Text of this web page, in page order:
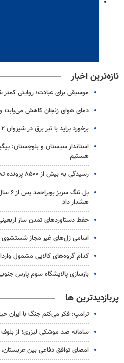
تازه‌ترین اخبار
موسیقی برای عبادت؛ روایتی
دمای هوای زنجان کاهش می‌یابد؛
برخورد پراید با تیر برق در شیروان ۲ کشته و ۲ مصدوم داشت
استاندار سیستان و بلوچستان:
هستیم
رسیدگی به بیش از ۸۵۰۰ پرونده تخلفاتی در آذربایجان غربی
پل
هشدار داد
حفظ دستاوردهای تمدن ساز
اسامی ژل‌های غیر مجاز
کدام گروه‌های کالایی مشمول
بازسازی پالایشگاه سوم پارس
پربازدیدترین ها
ترامپ: فکر می‌کنم جنگ با ایران
سامانه ضد موشکی لیزری؛ از
امضای توافق دفاعی بین عربستان،